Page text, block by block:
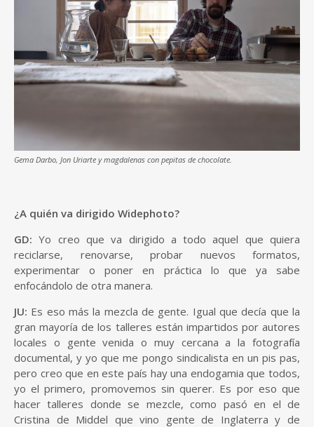
Gema Darbo, Jon Uriarte y magdalenas con pepitas de chocolate.
¿A quién va dirigido Widephoto?
GD:Yo creo que va dirigido a todo aquel que quiera
reciclarse, renovarse, probar nuevos formatos,
experimentar o poner en práctica lo que ya sabe
enfocándolo de otra manera.
JU: Es eso más la mezcla de gente. Igual que decía que la
gran mayoría de los talleres están impartidos por autores
locales o gente venida o muy cercana a la fotografía
documental, y yo que me pongo sindicalista en un pis pas,
pero creo que en este país hay una endogamia que todos,
yo el primero, promovemos sin querer. Es por eso que
hacer talleres donde se mezcle, como pasó en el de
Cristina de Middel que vino gente de Inglaterra y de